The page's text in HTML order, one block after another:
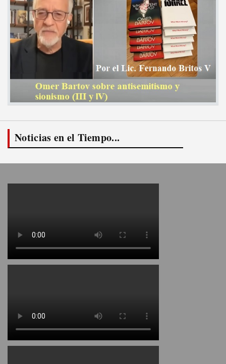
Noticias en el Tiempo...